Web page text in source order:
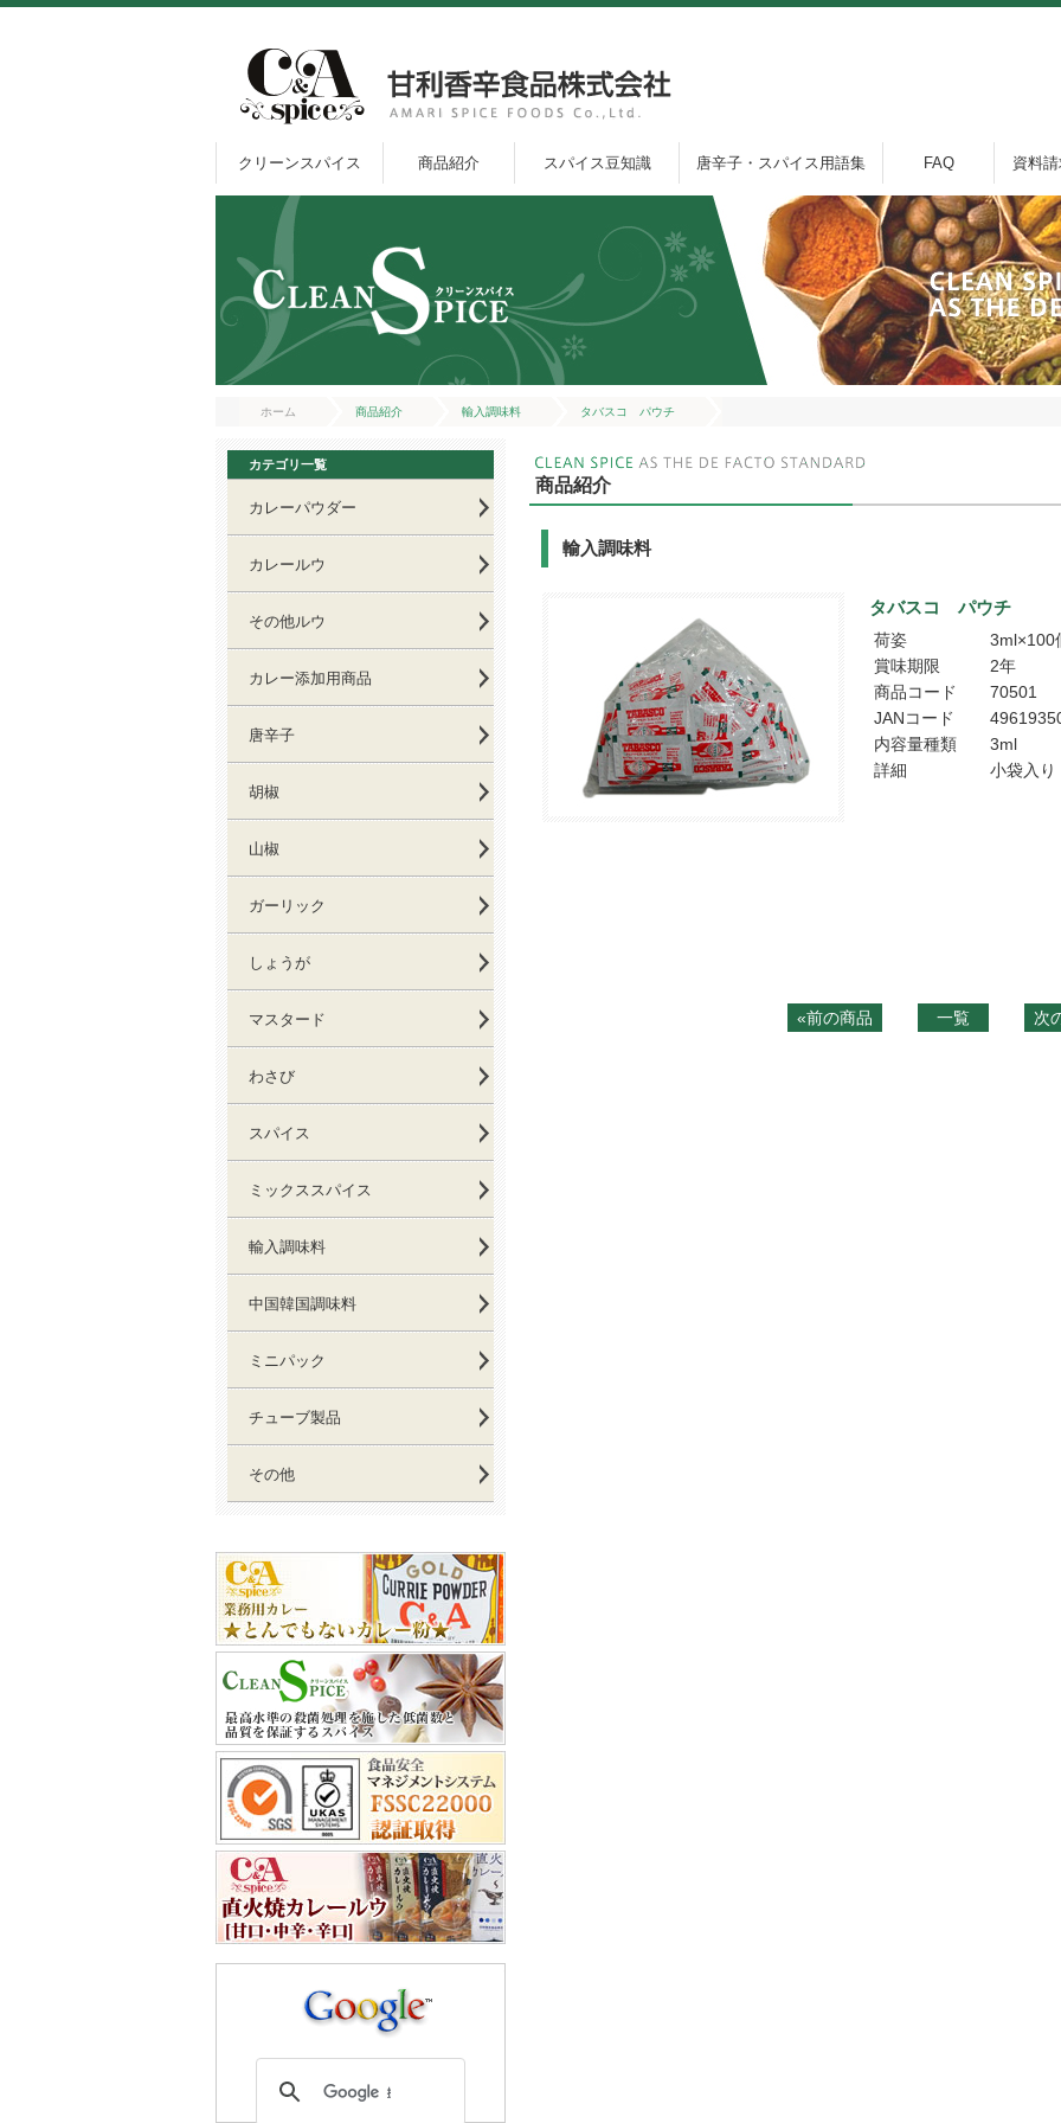
クリーンスパイス 商品紹介 スパイス豆知識 唐辛子・スパイス用語集 FAQ 資料
ホーム 商品紹介 輸入調味料 タバスコ パウチ
商品紹介
輸入調味料
タバスコ パウチ
荷姿
3ml×100
賞味期限
2年
商品コード
70501
JANコード
内容量種類
3ml
詳細
小袋入り
«前の商品 一覧 次
カテゴリ一覧
カレーパウダー
カレールウ
その他ルウ
カレー添加用商品
唐辛子
胡椒
山椒
ガーリック
しょうが
マスタード
わさび
スパイス
ミックススパイス
輸入調味料
中国韓国調味料
ミニパック
チューブ製品
その他